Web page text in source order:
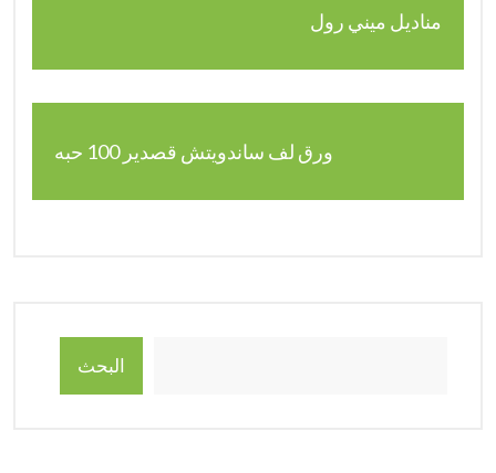
مناديل ميني رول
ورق لف ساندويتش قصدير 100 حبه
البحث